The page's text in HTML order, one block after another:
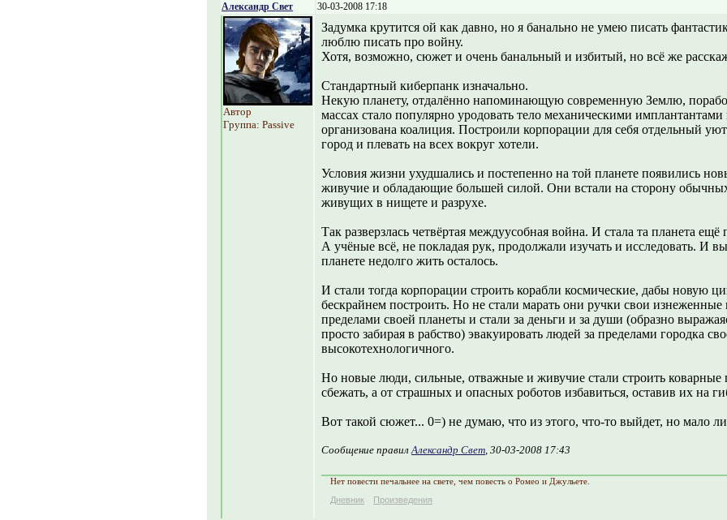
Александр Свет 30-03-2008 17:18
Автор
Группа: Passive
Задумка крутится ой как давно, но я банально не умею писать
люблю писать про войну.
Хотя, возможно, сюжет и очень банальный и избитый, но всё же
Стандартный киберпанк изначально.
Некую планету, отдалённо напоминающую современную Землю,
массах стало популярно уродовать тело механическими
организована коалиция. Построили корпорации для себя отдельный
город и плевать на всех вокруг хотели.
Условия жизни ухудшались и постепенно на той планете появились
живучие и обладающие большей силой. Они встали на сторону
живущих в нищете и разрухе.
Так разверзлась четвёртая междуусобная война. И стала та планета ещё
А учёные всё, не покладая рук, продолжали изучать и исследовать. И
планете недолго жить осталось.
И стали тогда корпорации строить корабли космические, дабы новую
бескрайнем построить. Но не стали марать они ручки свои
пределами своей планеты и стали за деньги и за души (образно
просто забирая в рабство) эвакуировать людей за пределами городка
высокотехнологичного.
Но новые люди, сильные, отважные и живучие стали строить
сбежать, а от страшных и опасных роботов избавиться, оставив их на
Вот такой сюжет... 0=) не думаю, что из этого, что-то выйдет, но мало
Сообщение правилАлександр Свет, 30-03-2008 17:43
Нет повести печальнее на свете, чем повесть о Ромео и Джульете.
Дневник
Произведения